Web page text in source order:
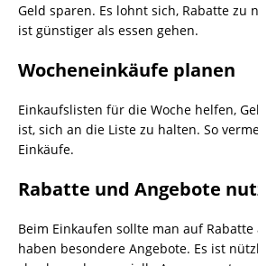
Geld sparen. Es lohnt sich, Rabatte zu
ist günstiger als essen gehen.
Wocheneinkäufe planen
Einkaufslisten für die Woche helfen,
ist, sich an die Liste zu halten. So
Einkäufe.
Rabatte und Angebote
Beim Einkaufen sollte man auf Rabatte
haben besondere Angebote. Es ist